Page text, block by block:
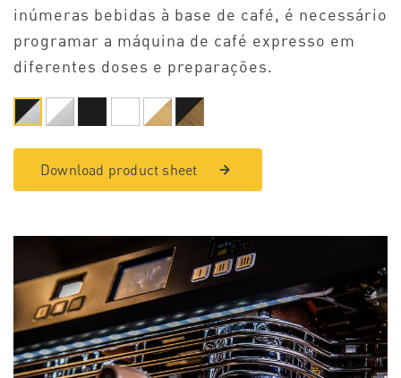
inúmeras bebidas à base de café, é necessário
programar a máquina de café expresso em
diferentes doses e preparações.
Download product sheet